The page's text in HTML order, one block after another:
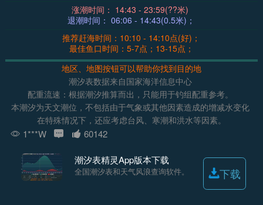
涨潮时间： 14:43 - 23:59(??米)
退潮时间： 06:06 - 14:43(0.5米)；
推荐赶海时间：10:10 - 14:10点(好)；
最佳鱼口时间：5-7点；13-15点；
地区、地图按钮可以帮助你找到目的地
潮汐表数据来自国家海洋信息中心
配重流速：根据潮汐推算而出，只能用于钓组配重参考。
本潮汐为天文潮位，不包括由于气象或其他因素造成的增减水变化
在特殊情况下，还应考虑台风、寒潮和洪水等因素。
1***W 60142
潮汐表精灵App版本下载
全国潮汐表和天气风浪查询软件。 下载